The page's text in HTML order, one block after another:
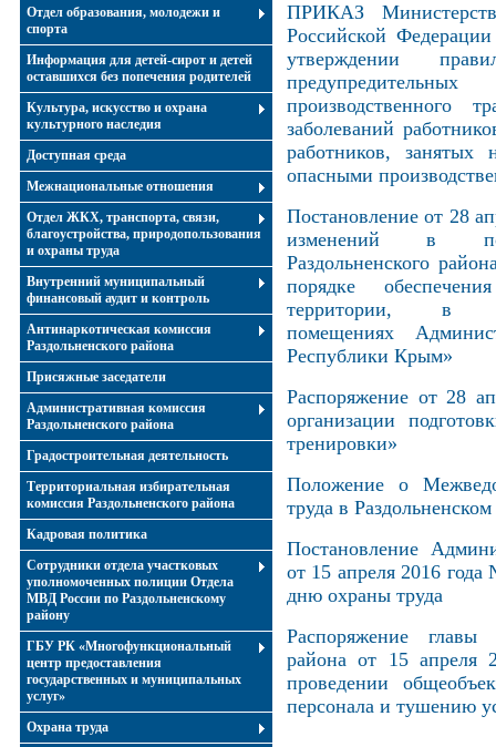
Отдел образования, молодежи и
спорта
Информация для детей-сирот и детей
оставшихся без попечения родителей
Культура, искусство и охрана
культурного наследия
Доступная среда
Межнациональные отношения
Отдел ЖКХ, транспорта, связи,
благоустройства, природопользования
и охраны труда
Внутренний муниципальный
финансовый аудит и контроль
Антинаркотическая комиссия
Раздольненского района
Присяжные заседатели
Административная комиссия
Раздольненского района
Градостроительная деятельность
Территориальная избирательная
комиссия Раздольненского района
Кадровая политика
Сотрудники отдела участковых
уполномоченных полиции Отдела
МВД России по Раздольненскому
району
ГБУ РК «Многофункциональный
центр предоставления
государственных и муниципальных
услуг»
Охрана труда
ПРИКАЗ
Российской
утверждении
производственного
заболеваний
работников,
опасными
Постановление от 28
изменений в
Раздольненского
порядке
территории, в
помещениях
Республики Крым»
Распоряжение от 28
организации
тренировки»
Положение о
труда в
Постановление
от 15 апреля 2016
дню охраны труда
Распоряжение главы
района от 15
проведении
персонала и тушению